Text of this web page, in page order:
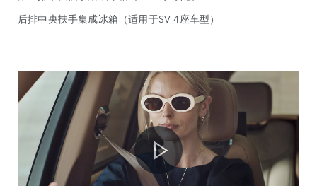
后排中央扶手集成冰箱（适用于SV 4座车型）